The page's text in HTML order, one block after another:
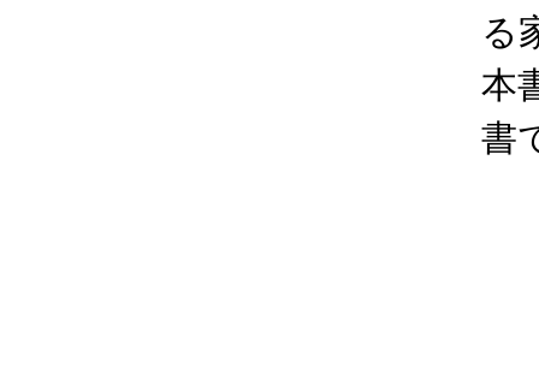
る
本
書